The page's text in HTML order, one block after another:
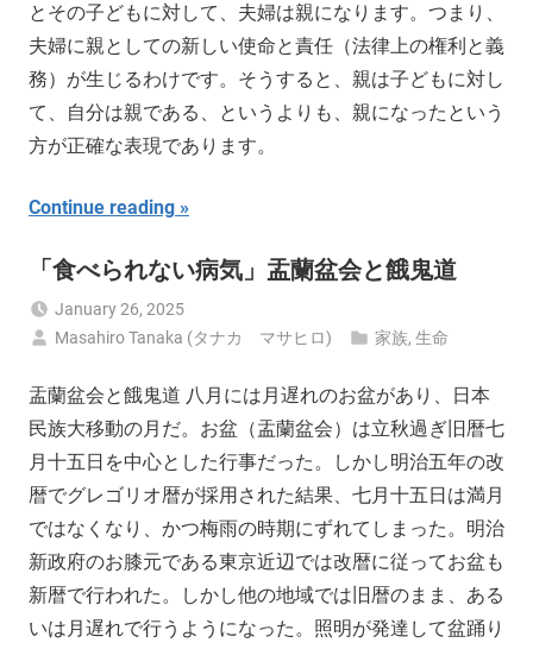
とその子どもに対して、夫婦は親になります。つまり、
夫婦に親としての新しい使命と責任（法律上の権利と義
務）が生じるわけです。そうすると、親は子どもに対し
て、自分は親である、というよりも、親になったという
方が正確な表現であります。
Continue reading
「食べられない病気」盂蘭盆会と餓鬼道
January 26, 2025
Masahiro Tanaka (タナカ マサヒロ)
家族,生命
盂蘭盆会と餓鬼道 八月には月遅れのお盆があり、日本
民族大移動の月だ。お盆（盂蘭盆会）は立秋過ぎ旧暦七
月十五日を中心とした行事だった。しかし明治五年の改
暦でグレゴリオ暦が採用された結果、七月十五日は満月
ではなくなり、かつ梅雨の時期にずれてしまった。明治
新政府のお膝元である東京近辺では改暦に従ってお盆も
新暦で行われた。しかし他の地域では旧暦のまま、ある
いは月遅れで行うようになった。照明が発達して盆踊り